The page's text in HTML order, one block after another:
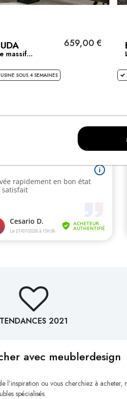
massif...
659,00 €
SOUS 4 SEMAINES
TENDANCES 2021
avec meublerdesign
ou vous cherchiez à acheter,
spécialisés.